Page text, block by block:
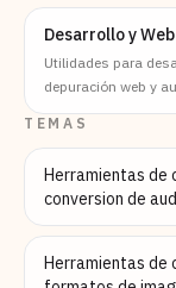
Desarrollo y Web
Utilidades para
depuración web y
TEMAS
Herramientas de
conversion de
Herramientas de